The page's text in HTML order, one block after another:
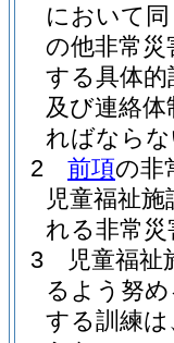
において
の他非常
する具体
及び連絡
ればなら
2
前項の非
児童福祉
れる非常
3
児童福
るよう努
する訓練